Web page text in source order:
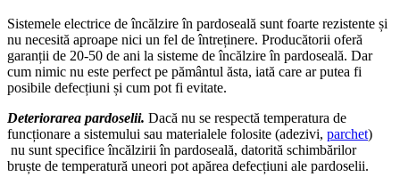
Sistemele electrice de încălzire în pardoseală sunt foarte rezistente și
nu necesită aproape nici un fel de întreținere. Producătorii oferă
garanții de 20-50 de ani la sisteme de încălzire în pardoseală. Dar
cum nimic nu este perfect pe pământul ăsta, iată care ar putea fi
posibile defecțiuni și cum pot fi evitate.
Deteriorarea pardoselii. Dacă nu se respectă temperatura de
funcționare a sistemului sau materialele folosite (adezivi, parchet)
nu sunt specifice încălzirii în pardoseală, datorită schimbărilor
bruște de temperatură uneori pot apărea defecțiuni ale pardoselii.